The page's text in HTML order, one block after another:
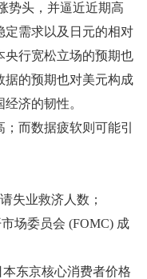
势头，并逼近近期高
定需求以及日元的相对
央行宽松立场的预期也
据的预期也对美元构成
济的韧性。
而数据疲软则可能引
失业救济人数；
场委员会 (FOMC) 成
东京核心消费者价格